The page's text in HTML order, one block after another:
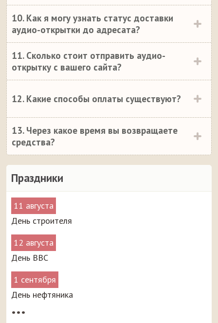
Праздники
11 августа
День строителя
12 августа
День ВВС
1 сентября
День нефтяника
•••
10. Как я могу узнать статус доставки
аудио-открытки до адресата?
11. Сколько стоит отправить аудио-
открытку с вашего сайта?
12. Какие способы оплаты существуют?
13. Через какое время вы возвращаете
средства?